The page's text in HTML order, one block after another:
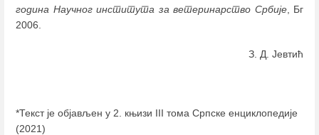
година Научног института за ветеринарство Србије, Бг
2006.
З. Д. Јевтић
*Текст је објављен у 2. књизи III тома Српске енциклопедије
(2021)